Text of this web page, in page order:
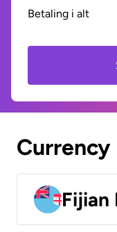
Betaling i alt
Fijian